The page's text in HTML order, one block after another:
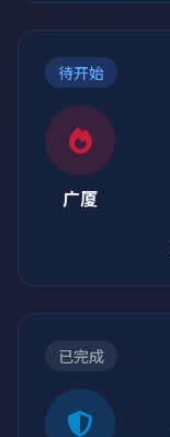
待开始
广厦
已完成